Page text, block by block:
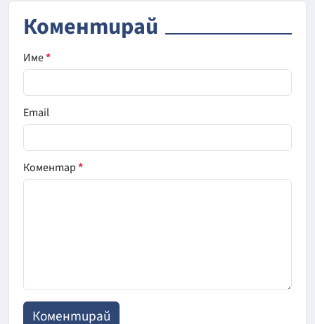
Коментирай
Име*
Email
Коментар*